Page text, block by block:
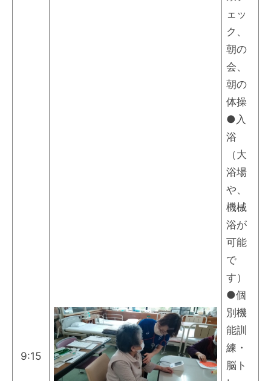
9:15
ェッ
ク、
朝の
会、
朝の
体操
●入
浴
（大
浴場
や、
機械
浴が
可能
で
す）
●個
別機
能訓
練・
脳ト